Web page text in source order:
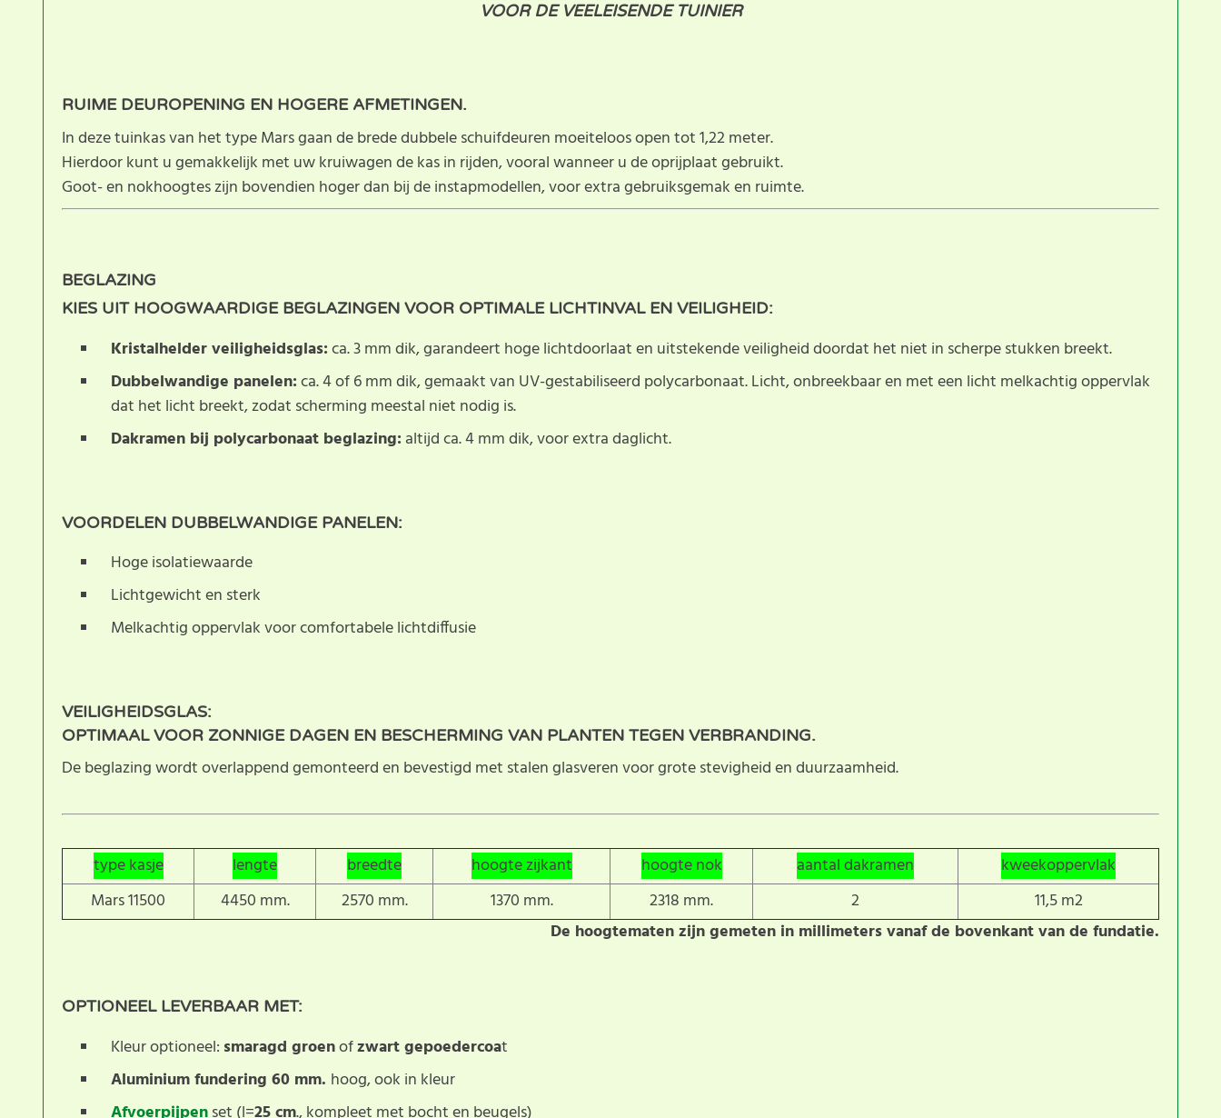
VOOR DE VEELEISENDE TUINIER
RUIME DEUROPENING EN HOGERE AFMETINGEN.
In deze tuinkas van het type Mars gaan de brede dubbele schuifdeuren moeiteloos open tot 1,22 meter.
Hierdoor kunt u gemakkelijk met uw kruiwagen de kas in rijden, vooral wanneer u de oprijplaat gebruikt.
Goot- en nokhoogtes zijn bovendien hoger dan bij de instapmodellen, voor extra gebruiksgemak en ruimte.
BEGLAZING
KIES UIT HOOGWAARDIGE BEGLAZINGEN VOOR OPTIMALE LICHTINVAL EN VEILIGHEID:
Kristalhelder veiligheidsglas:ca. 3 mm dik, garandeert hoge lichtdoorlaat en uitstekende veiligheid doordat het niet in scherpe stukken breekt.
Dubbelwandige panelen:ca. 4 of 6 mm dik, gemaakt van UV-gestabiliseerd polycarbonaat. Licht, onbreekbaar en met een licht melkachtig oppervlak
dat het licht breekt, zodat scherming meestal niet nodig is.
Dakramen bij polycarbonaat beglazing: altijd ca. 4 mm dik, voor extra daglicht.
VOORDELEN DUBBELWANDIGE PANELEN:
Hoge isolatiewaarde
Lichtgewicht en sterk
Melkachtig oppervlak voor comfortabele lichtdiffusie
VEILIGHEIDSGLAS:
OPTIMAAL VOOR ZONNIGE DAGEN EN BESCHERMING VAN PLANTEN TEGEN VERBRANDING.
De beglazing wordt overlappend gemonteerd en bevestigd met stalen glasveren voor grote stevigheid en duurzaamheid.
type kasje lengte breedte hoogte zijkant hoogte nok aantal dakramen
kweekoppervlak
Mars 11500
4450 mm. 2570 mm. 1370 mm. 2318 mm. 2
11,5 m2
De hoogtematen zijn gemeten in millimeters vanaf de bovenkant van de fundatie.
OPTIONEEL LEVERBAAR MET:
Kleur optioneel: smaragd groenofzwart gepoedercoat
Aluminium fundering 60 mm. hoog, ook in kleur